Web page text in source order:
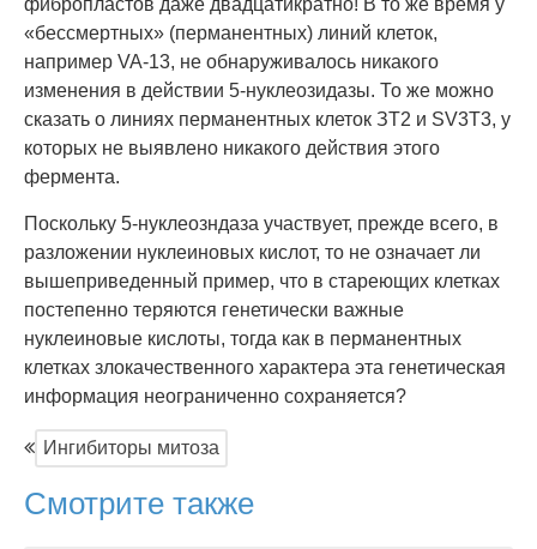
фибропластов даже двадцатикратно! В то же время у
«бессмертных» (перманентных) линий клеток,
например VA-13, не обнаруживалось никакого
изменения в действии 5-нуклеозидазы. То же можно
сказать о линиях перманентных клеток ЗТ2 и SV3T3, у
которых не выявлено никакого действия этого
фермента.
Поскольку 5-нуклеозндаза участвует, прежде всего, в
разложении нуклеиновых кислот, то не означает ли
вышеприведенный пример, что в стареющих клетках
постепенно теряются генетически важные
нуклеиновые кислоты, тогда как в перманентных
клетках злокачественного характера эта генетическая
информация неограниченно сохраняется?
Ингибиторы митоза
Смотрите также